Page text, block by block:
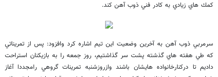
كمك هاي زيادي به كادر فني ذوب آهن كند.
سرمربي ذوب آهن به آخرين وضعيت اين تيم اشاره كرد وافزود: پس از تمريناتي
كه طي هفته هاي گذشته پشت سر گذاشتيم، روز جمعه را به بازيكنان استراحت
داديم تا دركنارخانواده هايشان باشند وازروزشنبه تمرينات گروهي رامجددا آغاز